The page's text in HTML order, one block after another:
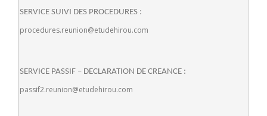
SERVICE SUIVI DES PROCEDURES :
procedures.reunion@etudehirou.com
SERVICE PASSIF – DECLARATION DE CREANCE :
passif2.reunion@etudehirou.com